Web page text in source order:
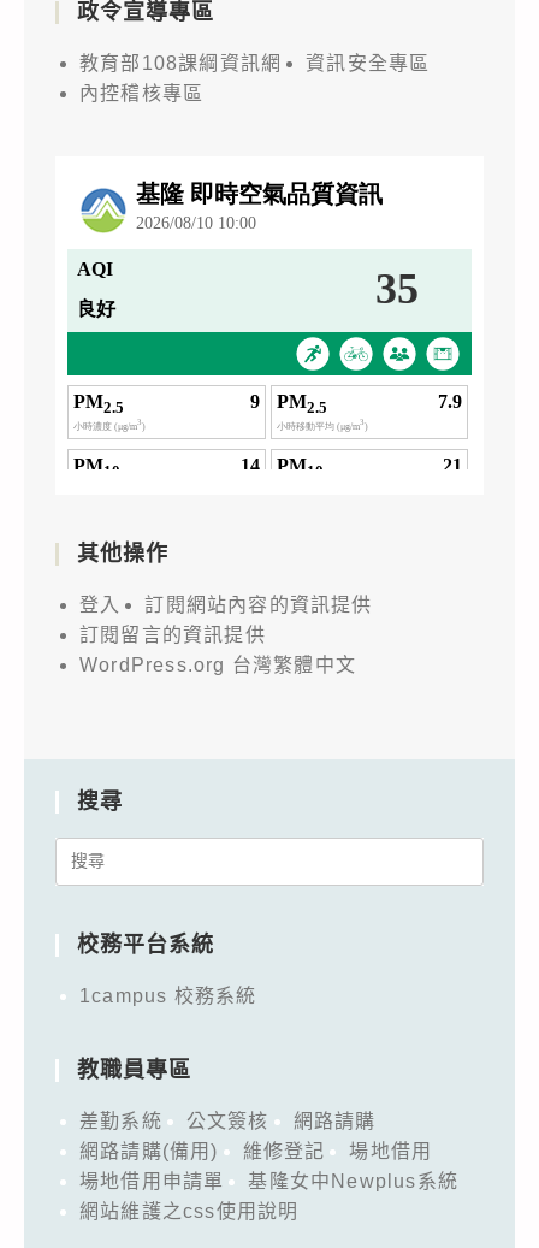
政令宣導專區
教育部108課綱資訊網
資訊安全專區
內控稽核專區
其他操作
登入
訂閱網站內容的資訊提供
訂閱留言的資訊提供
WordPress.org 台灣繁體中文
搜尋
Search
校務平台系統
1campus 校務系統
教職員專區
差勤系統 公文簽核
網路請購
網路請購(備用)
維修登記
場地借用
場地借用申請單
基隆女中Newplus系統
網站維護之css使用說明